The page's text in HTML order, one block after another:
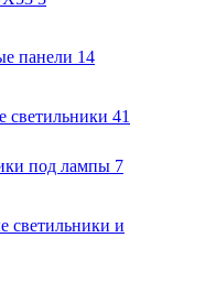
панели 14
светильники 41
под лампы 7
светильники и